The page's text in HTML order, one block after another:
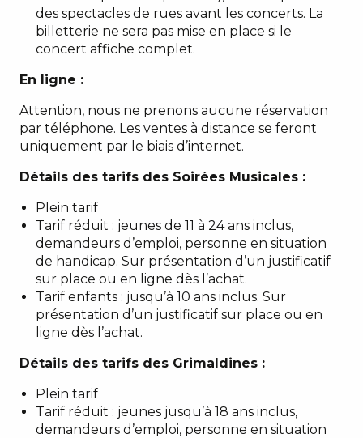
des spectacles de rues avant les concerts. La
billetterie ne sera pas mise en place si le
concert affiche complet.
En ligne :
Attention, nous ne prenons aucune réservation
par téléphone. Les ventes à distance se feront
uniquement par le biais d’internet.
Détails des tarifs des Soirées Musicales :
Plein tarif
Tarif réduit : jeunes de 11 à 24 ans inclus,
demandeurs d’emploi, personne en situation
de handicap. Sur présentation d’un justificatif
sur place ou en ligne dès l’achat.
Tarif enfants : jusqu’à 10 ans inclus. Sur
présentation d’un justificatif sur place ou en
ligne dès l’achat.
Détails des tarifs des Grimaldines :
Plein tarif
Tarif réduit : jeunes jusqu’à 18 ans inclus,
demandeurs d’emploi, personne en situation